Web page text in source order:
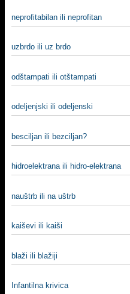
neprofitabilan ili neprofitan
uzbrdo ili uz brdo
odštampati ili otštampati
odeljenjski ili odeljenski
besciljan ili bezciljan?
hidroelektrana ili hidro-elektrana
nauštrb ili na uštrb
kaiševi ili kaiši
blaži ili blažiji
Infantilna krivica